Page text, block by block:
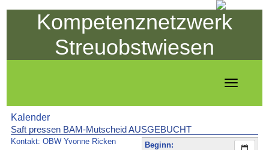
Kompetenznetzwerk
Streuobstwiesen
Toggle
Kalender
Saft pressen BAM-Mutscheid AUSGEBUCHT
Beginn:
Kontakt: OBW Yvonne Ricken